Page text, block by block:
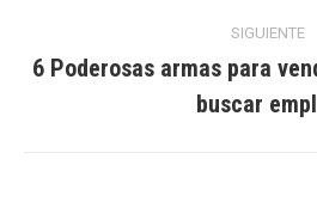
SIGUIENTE
6 Poderosas armas para
buscar